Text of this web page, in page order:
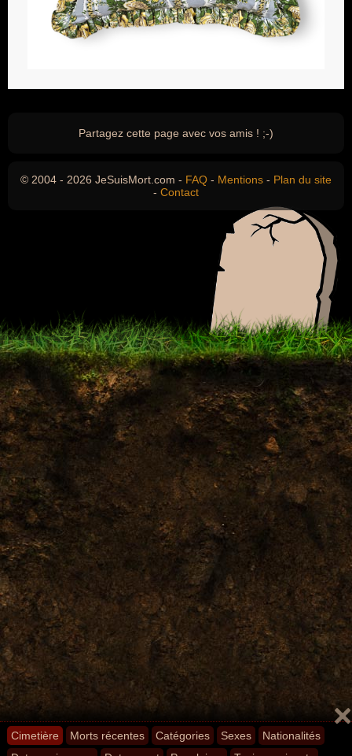
Cimetière Morts récentes Catégories Sexes
Nationalités
Partagez cette page avec vos amis ! ;-)
© 2004 - 2026 JeSuisMort.com - FAQ - Mentions - Plan du site
- Contact